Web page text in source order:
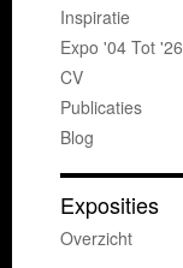
Inspiratie
Expo '04 Tot '26
CV
Publicaties
Blog
Exposities
Overzicht